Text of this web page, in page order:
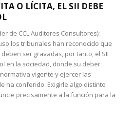
O LÍCITA, EL SII DEBE
de CCL Auditores Consultores):
los tribunales han reconocido que
ser gravadas, por tanto, el SII
en la sociedad, donde su deber
vigente y ejercer las
ha conferido. Exigirle algo distinto
precisamente a la función para la